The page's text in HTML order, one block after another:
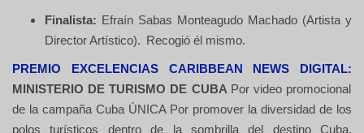
Finalista: Efraín Sabas Monteagudo Machado (Artista y
Director Artístico).
Recogió él mismo.
PREMIO EXCELENCIAS CARIBBEAN NEWS DIGITAL:
MINISTERIO DE TURISMO DE CUBA Por video promocional
de la campaña Cuba ÚNICA Por promover la diversidad de los
polos turísticos dentro de la sombrilla del destino Cuba.